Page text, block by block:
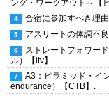
ング・ワークアウト～【
合宿に参加すべき理
アスリートの体調不
ストレートフォワー
ル）【itv】.
A3：ピラミッド・イ
endurance）【CTB】.